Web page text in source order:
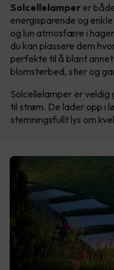
Solcellelamper er
energisparende og
og lun atmosfære i
du kan plassere dem
perfekte til å blant
blomsterbed, stier og
Solcellelamper er
til strøm. De lader opp i
stemningsfullt lys om